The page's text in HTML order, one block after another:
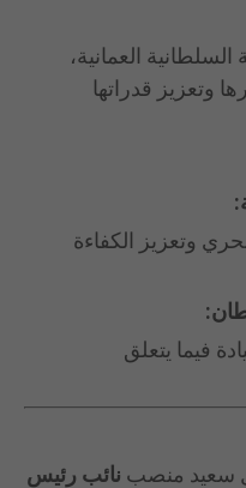
العمانية،
وتعزيز قدراتها
وتعزيز الكفاءة
فيما يتعلق
سعيد منصب نائب رئيس